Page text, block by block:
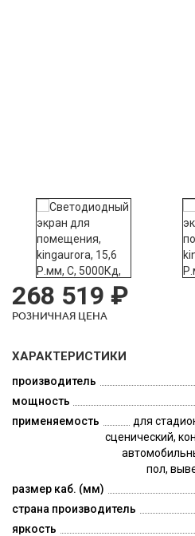
268 519 ₽
РОЗНИЧНАЯ ЦЕНА
ХАРАКТЕРИСТИКИ
производитель
мощность
применяемость
для
сценический,
пол,
размер каб. (мм)
страна производитель
яркость